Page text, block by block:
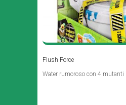
Flush Force
Water rumoroso con 4 mutanti